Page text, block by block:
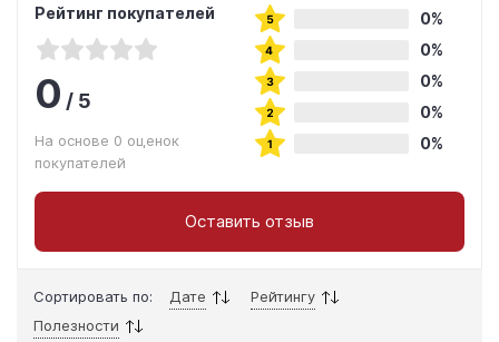
Рейтинг покупателей
0/5
На основе 0 оценок
покупателей
0%
0%
0%
0%
0%
Оставить отзыв
Сортировать по: Дате
Рейтингу
Полезности